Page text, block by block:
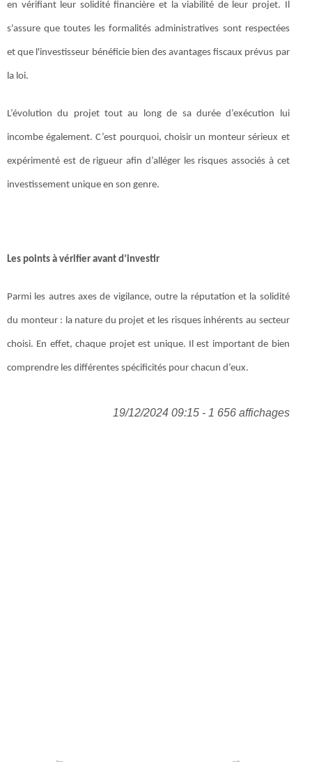
en vérifiant leur solidité financière et la viabilité de leur projet. Il
s'assure que toutes les formalités administratives sont respectées
et que l'investisseur bénéficie bien des avantages fiscaux prévus par
la loi.
L’évolution du projet tout au long de sa durée d’exécution lui
incombe également. C’est pourquoi, choisir un monteur sérieux et
expérimenté est de rigueur afin d’alléger les risques associés à cet
investissement unique en son genre.
Les points à vérifier avant d’investir
Parmi les autres axes de vigilance, outre la réputation et la solidité
du monteur : la nature du projet et les risques inhérents au secteur
choisi. En effet, chaque projet est unique. Il est important de bien
comprendre les différentes spécificités pour chacun d’eux.
19/12/2024 09:15 - 1 656 affichages